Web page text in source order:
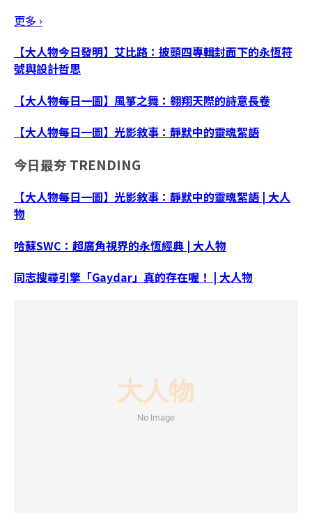
更多 ›
【大人物今日發明】艾比路：披頭四專輯封面下的永恆符
號與設計哲思
【大人物每日一圖】風箏之舞：翱翔天際的詩意長卷
【大人物每日一圖】光影敘事：靜默中的靈魂絮語
今日最夯 TRENDING
【大人物每日一圖】光影敘事：靜默中的靈魂絮語 | 大人
物
哈蘇SWC：超廣角視界的永恆經典 | 大人物
同志搜尋引擎「Gaydar」真的存在喔！ | 大人物